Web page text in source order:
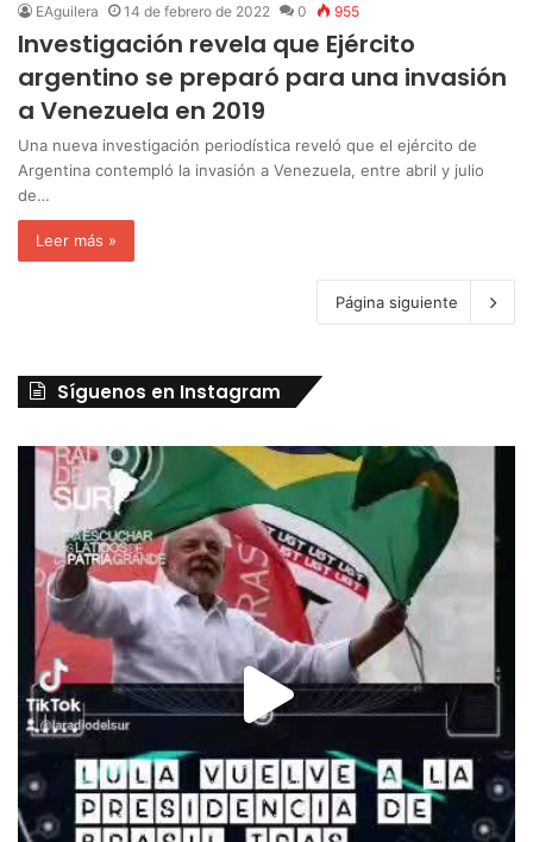
EAguilera 14 de febrero de 2022 0 955
Investigación revela que Ejército
argentino se preparó para una invasión
a Venezuela en 2019
Una nueva investigación periodística reveló que el ejército de
Argentina contempló la invasión a Venezuela, entre abril y julio
de…
Leer más »
Página siguiente
Síguenos en Instagram